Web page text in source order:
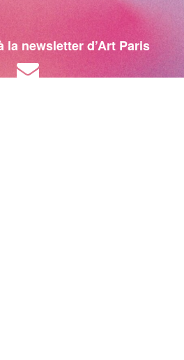
la newsletter d’Art Paris